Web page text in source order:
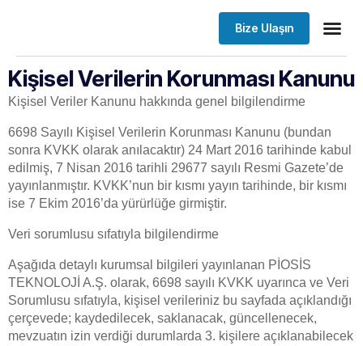
Bize Ulaşın
Kişisel Verilerin Korunması Kanunu
Kişisel Veriler Kanunu hakkında genel bilgilendirme
6698 Sayılı Kişisel Verilerin Korunması Kanunu (bundan
sonra KVKK olarak anılacaktır) 24 Mart 2016 tarihinde kabul
edilmiş, 7 Nisan 2016 tarihli 29677 sayılı Resmi Gazete’de
yayınlanmıştır. KVKK’nun bir kısmı yayın tarihinde, bir kısmı
ise 7 Ekim 2016’da yürürlüğe girmiştir.
Veri sorumlusu sıfatıyla bilgilendirme
Aşağıda detaylı kurumsal bilgileri yayınlanan PİOSİS
TEKNOLOJİ A.Ş. olarak, 6698 sayılı KVKK uyarınca ve Veri
Sorumlusu sıfatıyla, kişisel verileriniz bu sayfada açıklandığı
çerçevede; kaydedilecek, saklanacak, güncellenecek,
mevzuatın izin verdiği durumlarda 3. kişilere açıklanabilecek